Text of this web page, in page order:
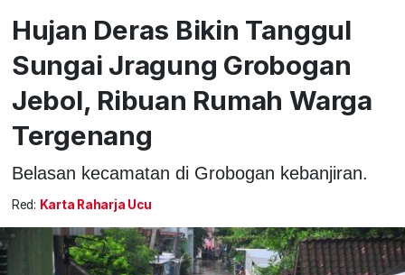
Hujan Deras Bikin Tanggul
Sungai Jragung Grobogan
Jebol, Ribuan Rumah Warga
Tergenang
Belasan kecamatan di Grobogan kebanjiran.
Red: Karta Raharja Ucu